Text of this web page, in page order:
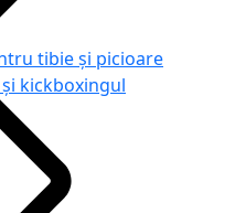
tibie și picioare
kickboxingul